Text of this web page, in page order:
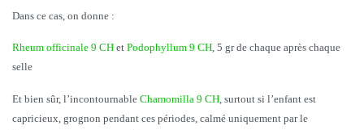
Dans ce cas, on donne :
Rheum officinale 9 CH et Podophyllum 9 CH, 5 gr de chaque après chaque
selle
Et bien sûr, l’incontournable Chamomilla 9 CH, surtout si l’enfant est
capricieux, grognon pendant ces périodes, calmé uniquement par le